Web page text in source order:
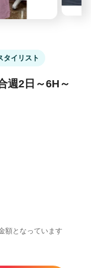
タイリスト
週2日～6H～
額となっています